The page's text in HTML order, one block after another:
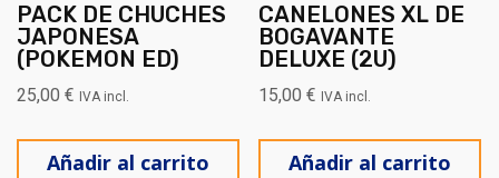
PACK DE CHUCHES
JAPONESA
(POKEMON ED)
25,00 € IVA incl.
Añadir al carrito
CANELONES XL DE
BOGAVANTE
DELUXE (2U)
15,00€ IVA incl.
Añadir al carrito